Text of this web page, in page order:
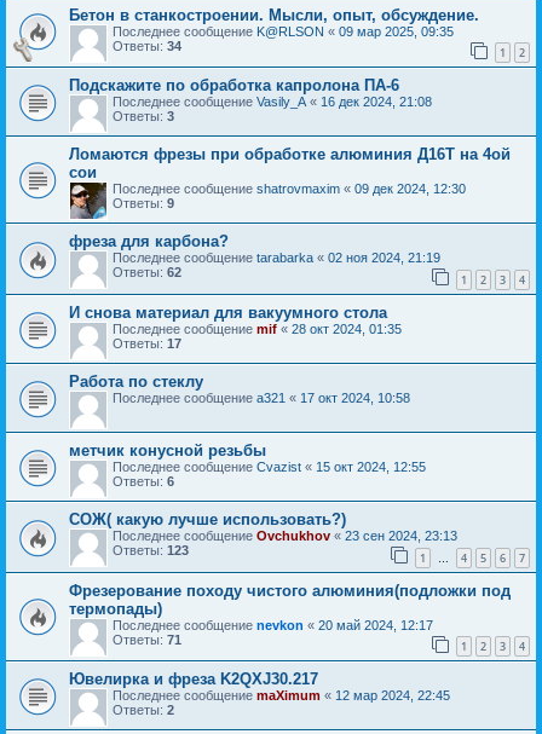
Бетон в станкостроении. Мысли, опыт, обсуждение.
Последнее сообщение K@RLSON « 09 мар 2025, 09:35
Ответы: 34 1 2
Подскажите по обработка капролона ПА-6
Последнее сообщение Vasily_A « 16 дек 2024, 21:08
Ответы: 3
Ломаются фрезы при обработке алюминия Д16Т на 4ой
сои
Последнее сообщение shatrovmaxim « 09 дек 2024, 12:30
Ответы: 9
фреза для карбона?
Последнее сообщение tarabarka « 02 ноя 2024, 21:19
Ответы: 62 1 2 3 4
И снова материал для вакуумного стола
Последнее сообщение mif « 28 окт 2024, 01:35
Ответы: 17
Работа по стеклу
Последнее сообщение a321 « 17 окт 2024, 10:58
метчик конусной резьбы
Последнее сообщение Cvazist « 15 окт 2024, 12:55
Ответы: 6
COЖ( какую лучше использовать?)
Последнее сообщение Ovchukhov « 23 сен 2024, 23:13
Ответы: 123 1 … 4 5 6 7
Фрезерование походу чистого алюминия(подложки под
термопады)
Последнее сообщение nevkon « 20 май 2024, 12:17
Ответы: 71 1 2 3 4
Ювелирка и фреза K2QXJ30.217
Последнее сообщение maXimum « 12 мар 2024, 22:45
Ответы: 2